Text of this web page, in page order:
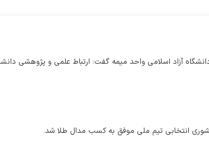
آزاد اسلامی واحد میمه گفت: ارتباط علمی و پژوهشی
کشوری انتخابی تیم ملی موفق به کسب مدال طلا شد.